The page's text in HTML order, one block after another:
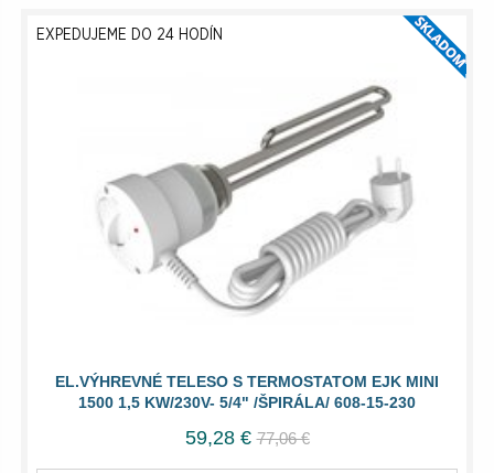
EL.VÝHREVNÉ TELESO S TERMOSTATOM EJK MINI
1500 1,5 KW/230V- 5/4" /ŠPIRÁLA/ 608-15-230
EXPEDUJEME DO 24 HODÍN
59,28 € 77,06 €